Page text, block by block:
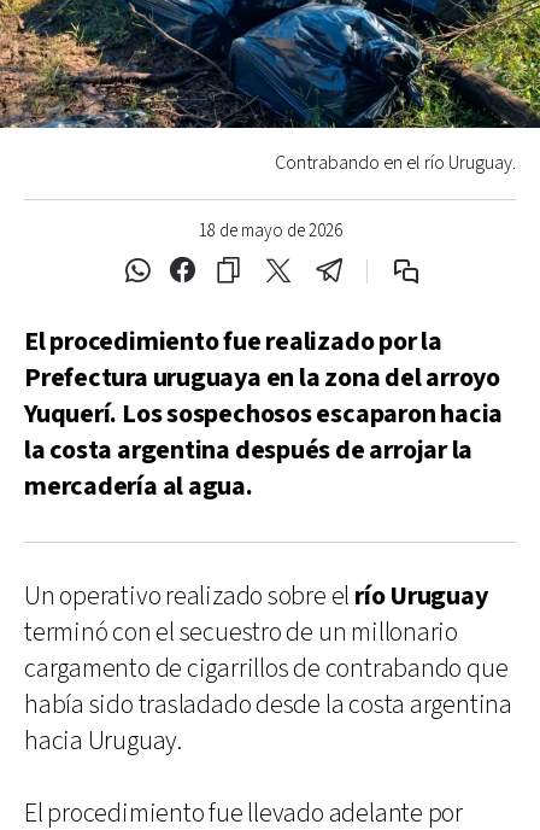
18 de mayo de 2026
Contrabando en el río Uruguay.
El procedimiento fue realizado por la
Prefectura uruguaya en la zona del arroyo
Yuquerí. Los sospechosos escaparon hacia
la costa argentina después de arrojar la
mercadería al agua.
Un operativo realizado sobre el río Uruguay
terminó con el secuestro de un millonario
cargamento de cigarrillos de contrabando que
había sido trasladado desde la costa argentina
hacia Uruguay.
El procedimiento fue llevado adelante por